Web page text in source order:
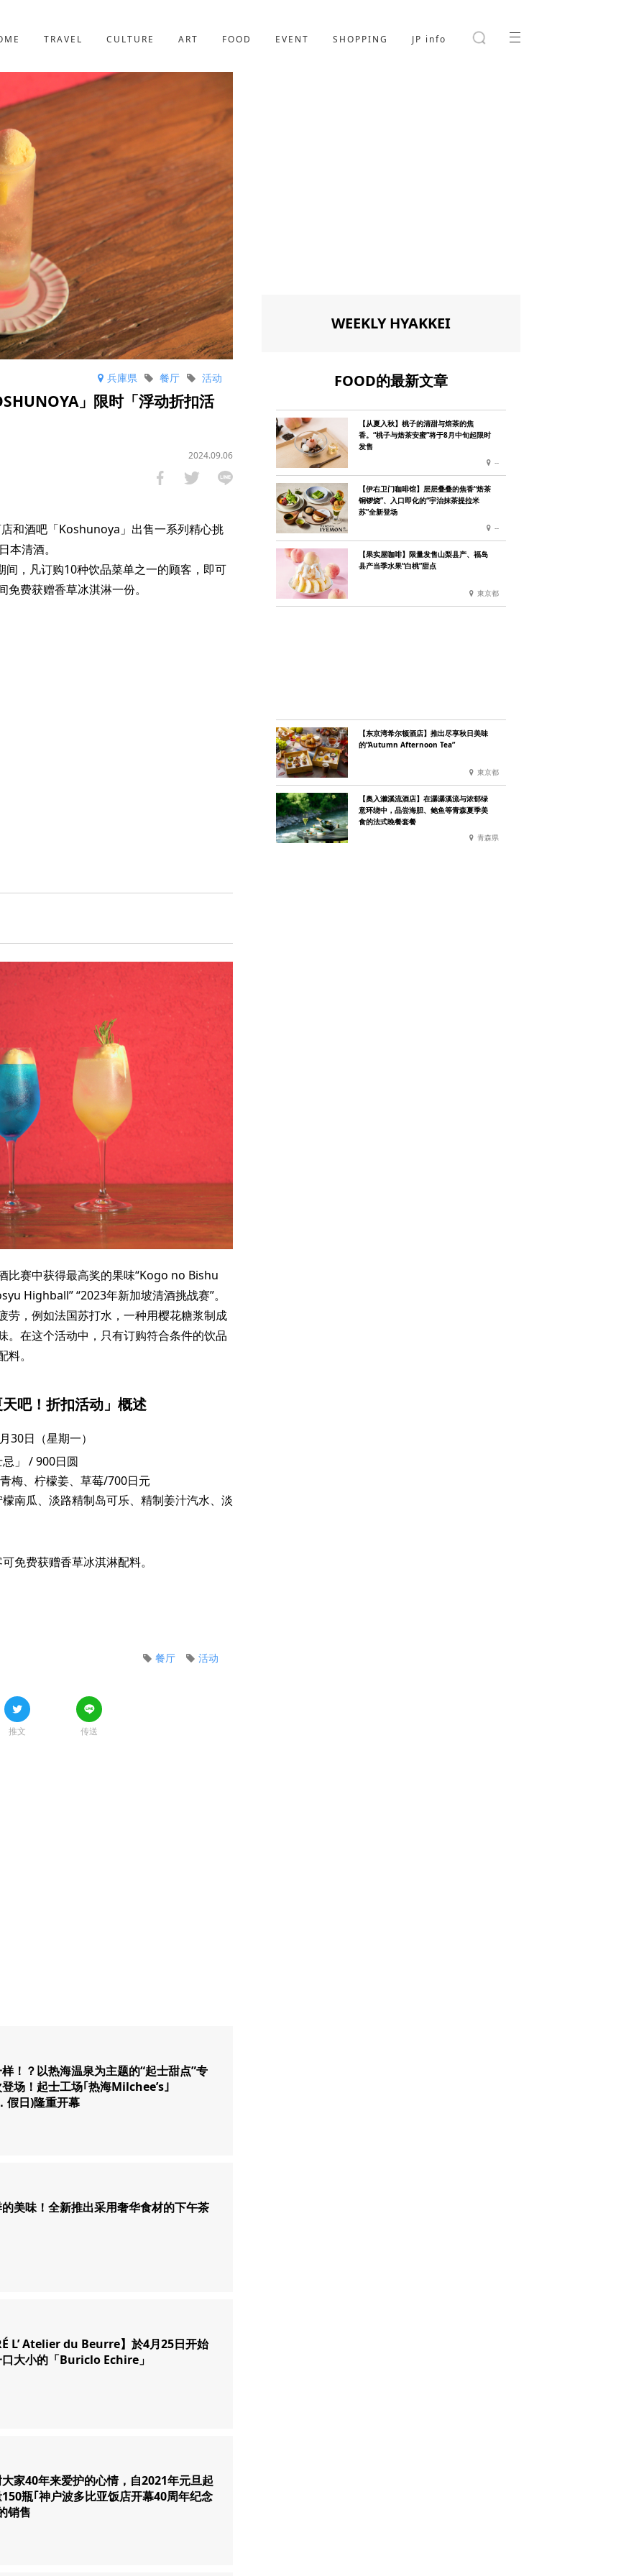
TRAVEL CULTURE ART FOOD EVENT SHOPPING JP info
兵庫県 活动
餐厅
」限时「浮动折扣活
2024.09.06
和酒吧「Koshunoya」出售一系列精心挑
本清酒。
，凡订购10种饮品菜单之一的顾客，即可
费获赠香草冰淇淋一份。
比赛中获得最高奖的果味“Kogo no Bishu
Highball” “2023年新加坡清酒挑战赛”。
劳，例如法国苏打水，一种用樱花糖浆制成
。在这个活动中，只有订购符合条件的饮品
。
吧！折扣活动」概述
30日（星期一）
」 / 900日圆
梅、柠檬姜、草莓/700日元
南瓜、淡路精制岛可乐、精制姜汁汽水、淡
免费获赠香草冰淇淋配料。
活动
餐厅
推文 传送
！？以热海温泉为主题的“起士甜点”专
场！起士工场｢热海Milchee’s｣
假日)隆重开幕
美味！全新推出采用奢华食材的下午茶
L’ Atelier du Beurre】於4月25日开始
大小的「Buriclo Echire」
家40年来爱护的心情，自2021年元旦起
瓶｢神户波多比亚饭店开幕40周年纪念
销售
WEEKLY HYAKKEI
FOOD的最新文章
【从夏入秋】桃子的清甜与焙茶的焦
香。“桃子与焙茶安蜜”将于8月中旬起限时
发售
--
【伊右卫门咖啡馆】层层叠叠的焦香“焙茶
铜锣烧”、入口即化的“宇治抹茶提拉米
苏”全新登场
--
【果实屋咖啡】限量发售山梨县产、福岛
县产当季水果“白桃”甜点
東京都
【东京湾希尔顿酒店】推出尽享秋日美味
的“Autumn Afternoon Tea”
東京都
【奥入濑溪流酒店】在潺潺溪流与浓郁绿
意环绕中，品尝海胆、鲍鱼等青森夏季美
食的法式晚餐套餐
青森県